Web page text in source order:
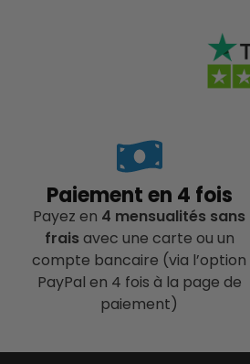
Paiement en 4 fois
Payez en 4 mensualités sans
frais avec une carte ou un
compte bancaire (via l’option
PayPal en 4 fois à la page de
paiement)